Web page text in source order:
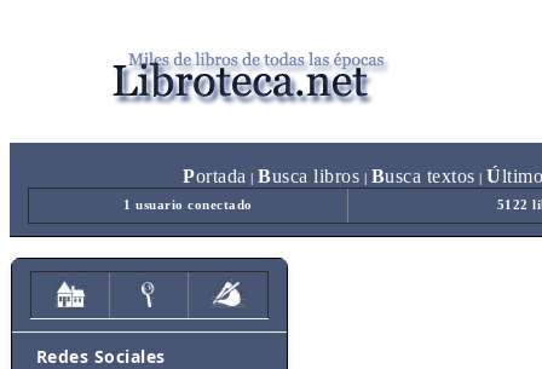
Portada Busca libros Busca textos Ú
1 usuario conectado 5122
Redes Sociales